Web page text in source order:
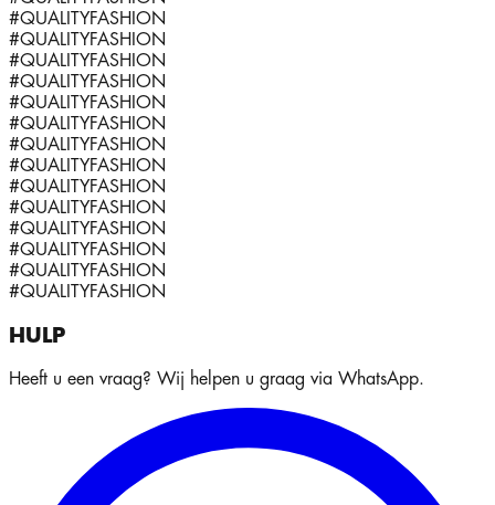
#QUALITYFASHION
#QUALITYFASHION
#QUALITYFASHION
#QUALITYFASHION
#QUALITYFASHION
#QUALITYFASHION
#QUALITYFASHION
#QUALITYFASHION
#QUALITYFASHION
#QUALITYFASHION
#QUALITYFASHION
#QUALITYFASHION
#QUALITYFASHION
#QUALITYFASHION
HULP
Heeft u een vraag? Wij helpen u graag via WhatsApp.